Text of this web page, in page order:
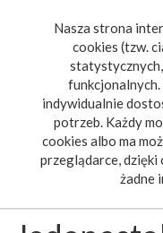
Nasza strona
cookies (tzw.
funkcjonalnych.
indywidualnie
potrzeb. Każdy
cookies albo ma
przeglądarce, dzięki
żadne